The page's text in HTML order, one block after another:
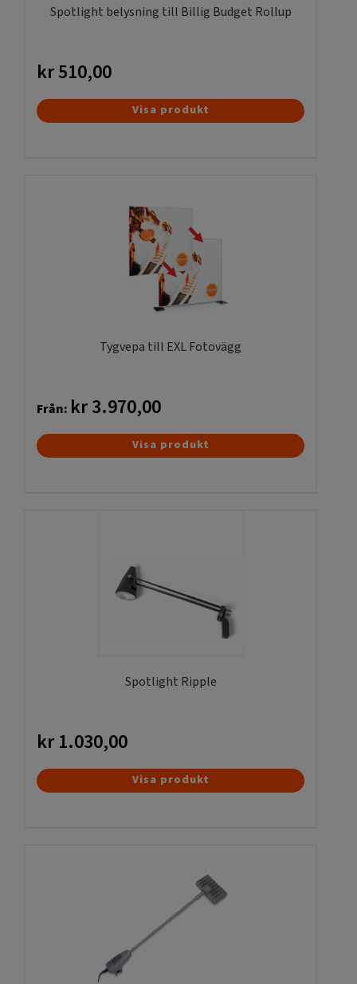
Spotlight belysning till Billig Budget Rollup
kr510,00
Visa produkt
Tygvepa till EXL Fotovägg
Från: kr3.970,00
Den
här
alternativen
Visa produkt
Spotlight Ripple
kr1.030,00
Visa produkt